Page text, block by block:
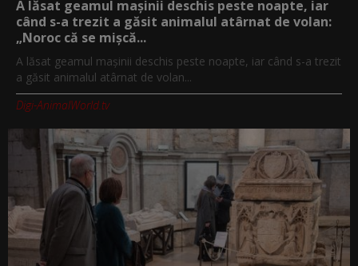
A lăsat geamul mașinii deschis peste noapte, iar
când s-a trezit a găsit animalul atârnat de volan:
„Noroc că se mișcă...
A lăsat geamul mașinii deschis peste noapte, iar când s-a trezit
a găsit animalul atârnat de volan...
Digi-AnimalWorld.tv